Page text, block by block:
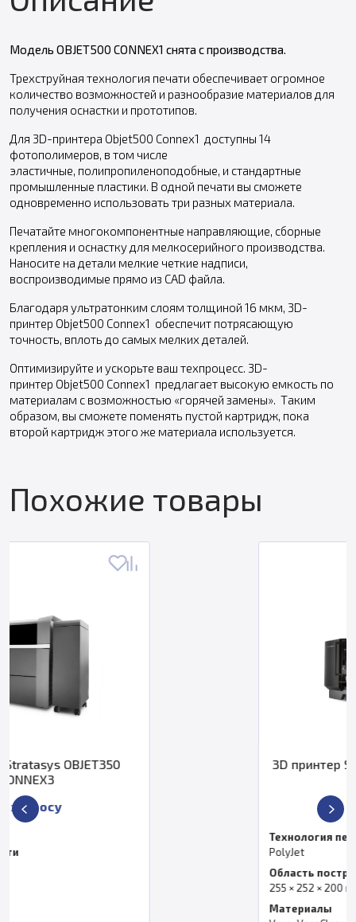
Модель OBJET500 CONNEX1 снята с производства.
Трехструйная технология печати обеспечивает огромное
количество возможностей и разнообразие материалов для
получения оснастки и прототипов.
Для 3D-принтера Objet500 Connex1 доступны 14
фотополимеров, в том числе
эластичные, полипропиленоподобные, и стандартные
промышленные пластики. В одной печати вы сможете
одновременно использовать три разных материала.
Печатайте многокомпонентные направляющие, сборные
крепления и оснастку для мелкосерийного производства.
Наносите на детали мелкие четкие надписи,
воспроизводимые прямо из CAD файла.
Благодаря ультратонким слоям толщиной 16 мкм, 3D-
принтер Objet500 Connex1 обеспечит потрясающую
точность, вплоть до самых мелких деталей.
Оптимизируйте и ускорьте ваш техпроцесс. 3D-
принтер Objet500 Connex1 предлагает высокую емкость по
материалам с возможностью «горячей замены». Таким
образом, вы сможете поменять пустой картридж, пока
второй картридж этого же материала используется.
Похожие товары
3D принтер Stratasys Objet1000